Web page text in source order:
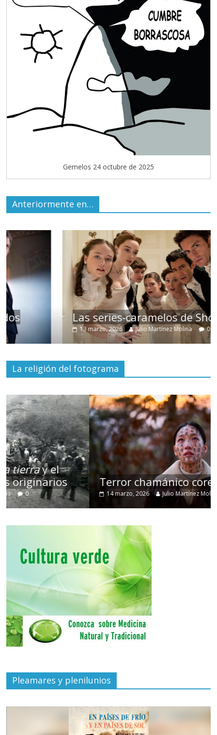
Gemelos 24 octubre de 2025
Anteriormente en…
Las series-caramelos de Shondaland
Julio Martínez Molina 0
La religión del fotograma
Terror chamánico coreano
14 marzo, 2026 Julio Martínez Molina 0
Pleamares y plenilunios